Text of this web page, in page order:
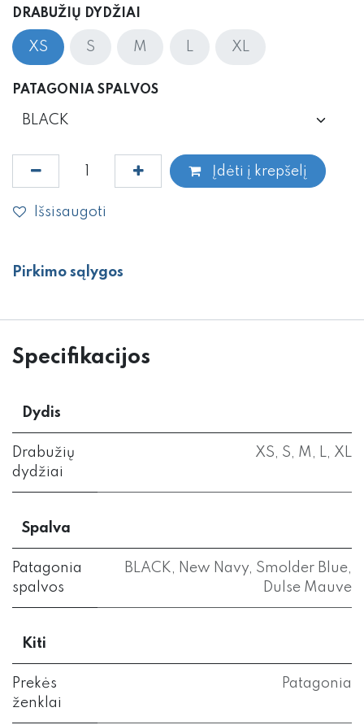
DRABUŽIŲ DYDŽIAI
XS S M L XL
PATAGONIA SPALVOS
Įdėti į krepšelį
Išsisaugoti
Pirkimo sąlygos
Specifikacijos
Dydis
Drabužių
dydžiai
XS, S, M , L, XL
Spalva
Patagonia
spalvos
BLACK, New Navy, Smolder Blue,
Dulse Mauve
Kiti
Prekės
ženklai
Patagonia